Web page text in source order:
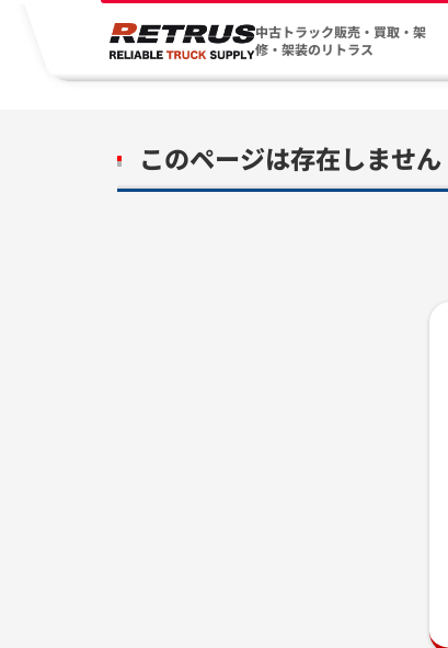
中古トラック販売・買取・架
修・架装のリトラス
このページは存在しません